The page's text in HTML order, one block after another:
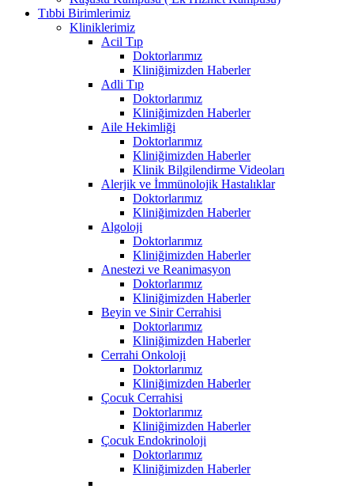
Tıbbi Birimlerimiz
Kliniklerimiz
Acil Tıp
Doktorlarımız
Kliniğimizden Haberler
Adli Tıp
Doktorlarımız
Kliniğimizden Haberler
Aile Hekimliği
Doktorlarımız
Kliniğimizden Haberler
Klinik Bilgilendirme Videoları
Alerjik ve İmmünolojik Hastalıklar
Doktorlarımız
Kliniğimizden Haberler
Algoloji
Doktorlarımız
Kliniğimizden Haberler
Anestezi ve Reanimasyon
Doktorlarımız
Kliniğimizden Haberler
Beyin ve Sinir Cerrahisi
Doktorlarımız
Kliniğimizden Haberler
Cerrahi Onkoloji
Doktorlarımız
Kliniğimizden Haberler
Çocuk Cerrahisi
Doktorlarımız
Kliniğimizden Haberler
Çocuk Endokrinoloji
Doktorlarımız
Kliniğimizden Haberler